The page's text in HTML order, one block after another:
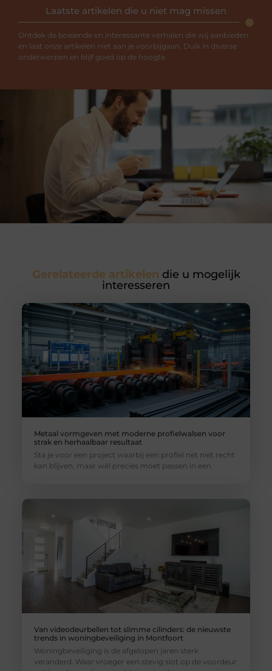
Laatste artikelen die u niet mag missen
Ontdek de boeiende en interessante verhalen die wij aanbieden
en laat onze artikelen niet aan je voorbijgaan. Duik in diverse
onderwerpen en blijf goed op de hoogte.
Gerelateerde artikelen die u mogelijk
interesseren
Metaal vormgeven met moderne profielwalsen voor
strak en herhaalbaar resultaat
Sta je voor een project waarbij een profiel net niet recht
kan blijven, maar wél precies moet passen in een
Van videodeurbellen tot slimme cilinders: de nieuwste
trends in woningbeveiliging in Montfoort
Woningbeveiliging is de afgelopen jaren sterk
veranderd. Waar vroeger een stevig slot op de voordeur